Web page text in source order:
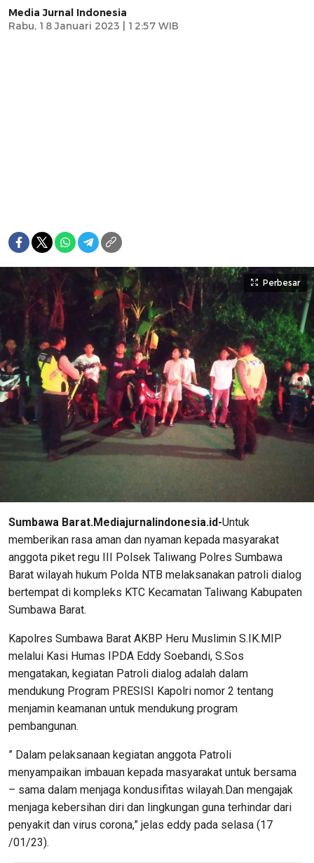
Media Jurnal Indonesia
Rabu, 18 Januari 2023 | 12:57 WIB
Perbesar
Sumbawa Barat.Mediajurnalindonesia.id-Untuk
memberikan rasa aman dan nyaman kepada masyarakat
anggota piket regu III Polsek Taliwang Polres Sumbawa
Barat wilayah hukum Polda NTB melaksanakan patroli dialog
bertempat di kompleks KTC Kecamatan Taliwang Kabupaten
Sumbawa Barat.
Kapolres Sumbawa Barat AKBP Heru Muslimin S.IK.MIP
melalui Kasi Humas IPDA Eddy Soebandi, S.Sos
mengatakan, kegiatan Patroli dialog adalah dalam
mendukung Program PRESISI Kapolri nomor 2 tentang
menjamin keamanan untuk mendukung program
pembangunan.
” Dalam pelaksanaan kegiatan anggota Patroli
menyampaikan imbauan kepada masyarakat untuk bersama
– sama dalam menjaga kondusifitas wilayah.Dan mengajak
menjaga kebersihan diri dan lingkungan guna terhindar dari
penyakit dan virus corona,” jelas eddy pada selasa (17
/01/23).